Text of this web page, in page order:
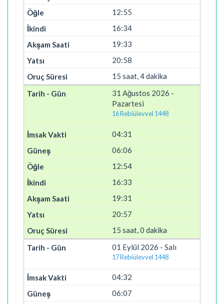
12:55
16:34
19:33
20:58
15 saat, 4 dakika
31 Ağustos 2026 -
Pazartesi
16 Rebiülevvel 1448
04:31
06:06
12:54
16:33
19:31
20:57
15 saat, 0 dakika
01 Eylül 2026 - Salı
17 Rebiülevvel 1448
04:32
06:07